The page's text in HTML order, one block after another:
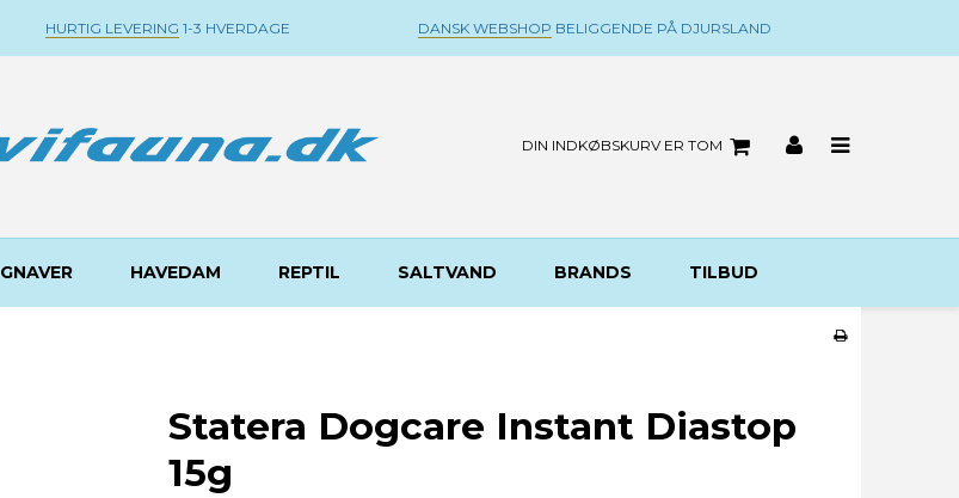
HURTIG LEVERING 1-3 HVERDAGE DANSK WEBSHOP BELIGGENDE PÅ DJURSLAND
DIN INDKØBSKURV ER TOM
GNAVER HAVEDAM REPTIL SALTVAND BRANDS TILBUD
Statera Dogcare Instant Diastop
15g